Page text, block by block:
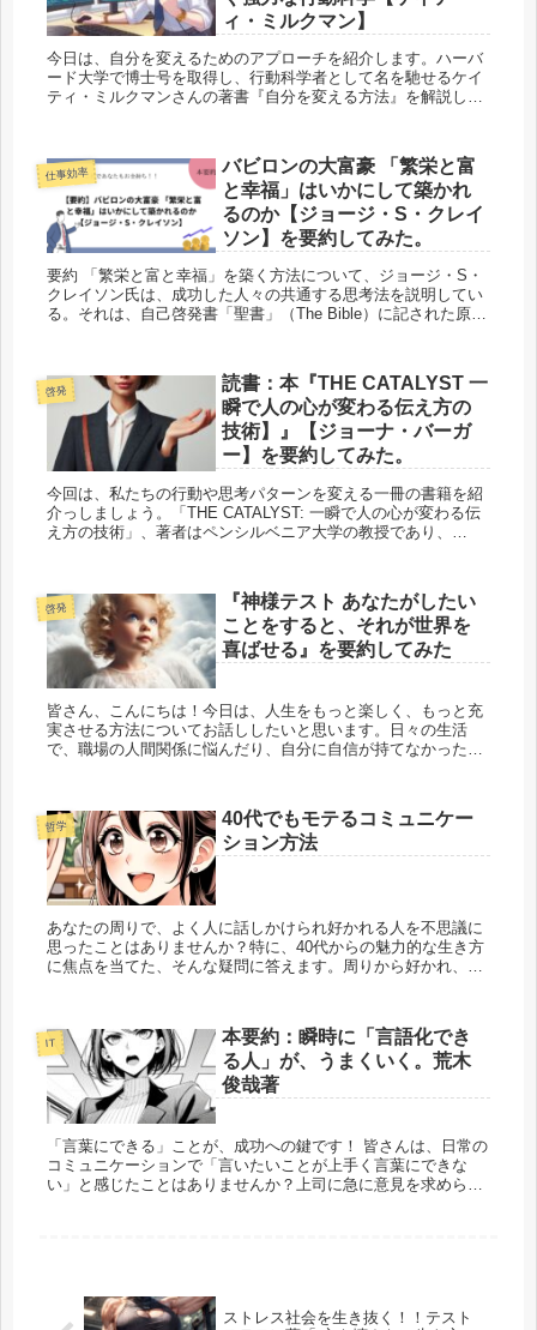
ィ・ミルクマン】
今日は、自分を変えるためのアプローチを紹介します。ハーバ
ード大学で博士号を取得し、行動科学者として名を馳せるケイ
ティ・ミルクマンさんの著書『自分を変える方法』を解説して
仕事効率
バビロンの大富豪 「繁栄と富
と幸福」はいかにして築かれ
るのか【ジョージ・S・クレイ
ソン】を要約してみた。
要約 「繁栄と富と幸福」を築く方法について、ジョージ・S・
クレイソン氏は、成功した人々の共通する思考法を説明してい
る。それは、自己啓発書「聖書」（The Bible）に記された原理
啓発
読書：本『THE CATALYST 一
瞬で人の心が変わる伝え方の
技術】』【ジョーナ・バーガ
ー】を要約してみた。
今回は、私たちの行動や思考パターンを変える一冊の書籍を紹
介っしましょう。「THE CATALYST: 一瞬で人の心が変わる伝
え方の技術」、著者はペンシルベニア大学の教授であり、
啓発
『神様テスト あなたがしたい
ことをすると、それが世界を
喜ばせる』を要約してみた
皆さん、こんにちは！今日は、人生をもっと楽しく、もっと充
実させる方法についてお話ししたいと思います。日々の生活
で、職場の人間関係に悩んだり、自分に自信が持てなかった
哲学
40代でもモテるコミュニケー
ション方法
あなたの周りで、よく人に話しかけられ好かれる人を不思議に
思ったことはありませんか？特に、40代からの魅力的な生き方
に焦点を当てた、そんな疑問に答えます。周りから好かれ、自
IT
本要約：瞬時に「言語化でき
る人」が、うまくいく。荒木
俊哉著
「言葉にできる」ことが、成功への鍵です！ 皆さんは、日常の
コミュニケーションで「言いたいことが上手く言葉にできな
い」と感じたことはありませんか？上司に急に意見を求められ
ストレス社会を生き抜く！！テスト